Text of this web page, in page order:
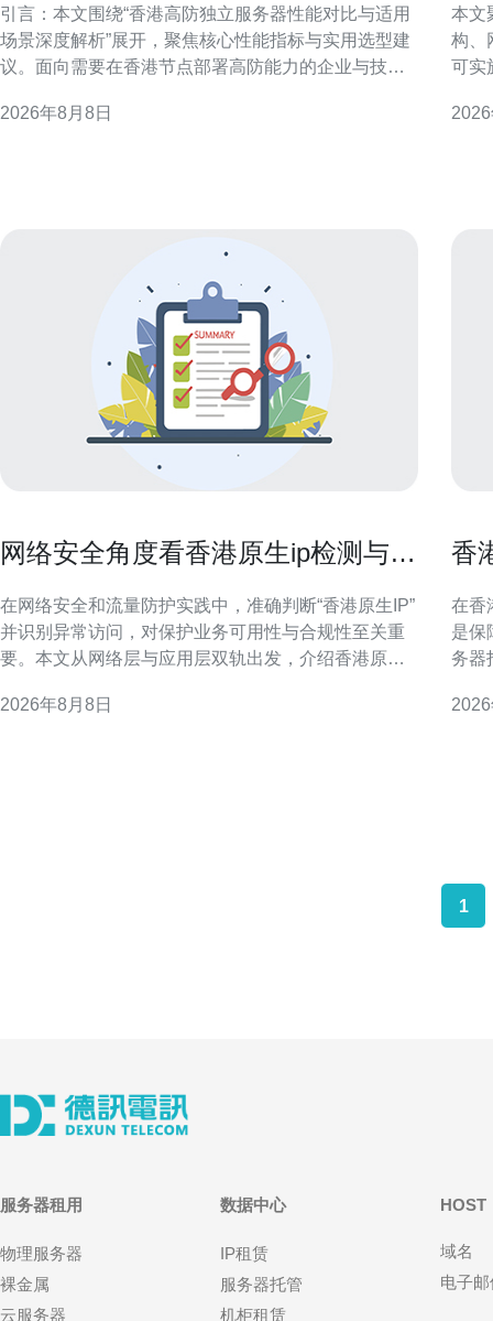
引言：本文围绕“香港高防独立服务器性能对比与适用
场景深度解析”展开，聚焦核心性能指标与实用选型建
议。面向需要在香港节点部署高防能力的企业与技术
免主观夸大，便于SEO与业务落地。 香港高防独立服
2026年8月8日
本文
构、
可实
值
网络安全角度看香港原生ip检测与异
在网络安全和流量防护实践中，准确判断“香港原生IP”
并识别异常访问，对保护业务可用性与合规性至关重
要。本文从网络层与应用层双轨出发，介绍香港原生
法，以及可落地的联合防御策略，帮助安全团队提高
2026年8月8日
香
在香
是保
务器
前提下降低开
1
服务器租用
物理服务器
裸金属
云服务器
数据中心
IP租赁
服务器托管
机柜租赁
HOST
域名
电子